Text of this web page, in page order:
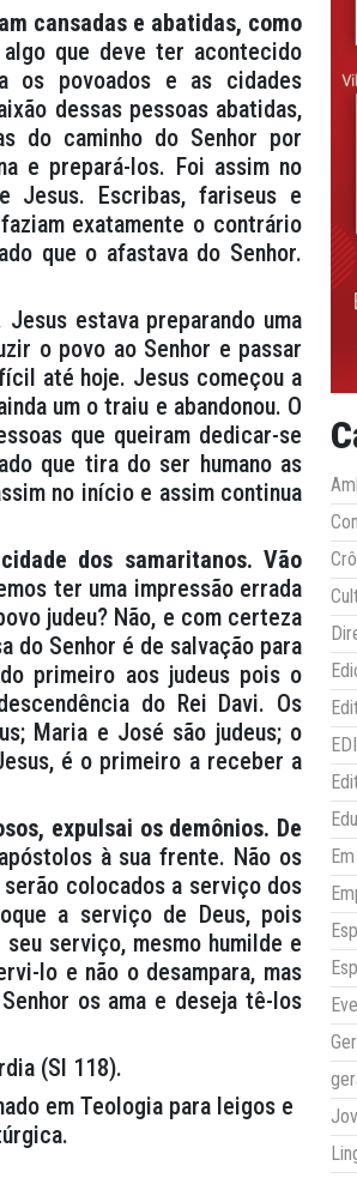
cansadas e abatidas, como
algo que deve ter acontecido
os povoados e as cidades
dessas pessoas abatidas,
do caminho do Senhor por
e prepará-los. Foi assim no
Jesus. Escribas, fariseus e
exatamente o contrário
que o afastava do Senhor.
Jesus estava preparando uma
o povo ao Senhor e passar
até hoje. Jesus começou a
um o traiu e abandonou. O
que queiram dedicar-se
que tira do ser humano as
no início e assim continua
dos samaritanos. Vão
ter uma impressão errada
judeu? Não, e com certeza
do Senhor é de salvação para
primeiro aos judeus pois o
do Rei Davi. Os
Maria e José são judeus; o
é o primeiro a receber a
expulsai os demônios. De
à sua frente. Não os
serão colocados a serviço dos
a serviço de Deus, pois
serviço, mesmo humilde e
lo e não o desampara, mas
os ama e deseja tê-los
(Sl 118).
em Teologia para leigos e